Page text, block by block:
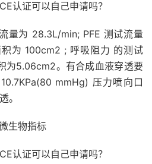
量为 28.3L/min; PFE 测试流量
为 100cm2 ; 呼吸阻力 的测试
为5.06cm2。有合成血液穿透要
mmHg) 压力喷向口
。
生物指标